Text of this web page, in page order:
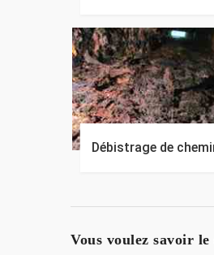
Débistrage de
Vous voulez savoir